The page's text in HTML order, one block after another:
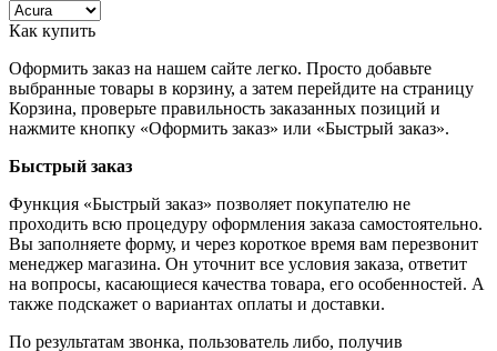
Как купить
Оформить заказ на нашем сайте легко. Просто добавьте
выбранные товары в корзину, а затем перейдите на страницу
Корзина, проверьте правильность заказанных позиций и
нажмите кнопку «Оформить заказ» или «Быстрый заказ».
Быстрый заказ
Функция «Быстрый заказ» позволяет покупателю не
проходить всю процедуру оформления заказа самостоятельно.
Вы заполняете форму, и через короткое время вам перезвонит
менеджер магазина. Он уточнит все условия заказа, ответит
на вопросы, касающиеся качества товара, его особенностей. А
также подскажет о вариантах оплаты и доставки.
По результатам звонка, пользователь либо, получив